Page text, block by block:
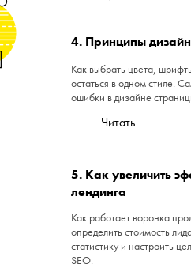
4. Принципы
Как выбрать цвета,
остаться в одном стиле.
ошибки в дизайне
5. Как увеличить
лендинга
Как работает воронка
определить стоимость
статистику и настроить
SEO.
Читать